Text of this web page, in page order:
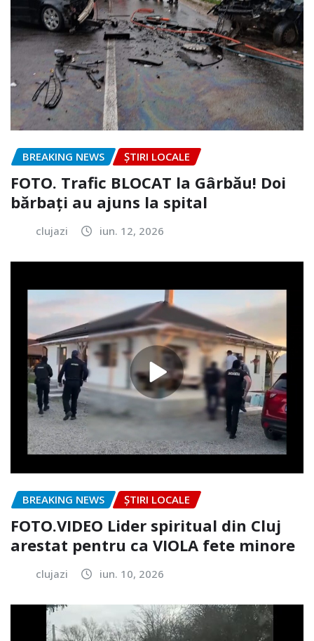
BREAKING NEWS ȘTIRI LOCALE
FOTO. Trafic BLOCAT la Gârbău! Doi
bărbați au ajuns la spital
clujazi iun. 12, 2026
BREAKING NEWS ȘTIRI LOCALE
FOTO.VIDEO Lider spiritual din Cluj
arestat pentru ca VIOLA fete minore
clujazi iun. 10, 2026